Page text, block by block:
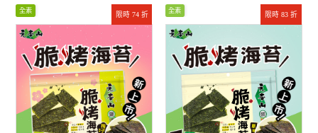
限時 74 折
全素
限時 83 折
全素